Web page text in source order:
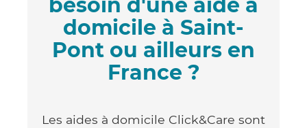
besoin d'une aide à
domicile à Saint-
Pont ou ailleurs en
France ?
Les aides à domicile Click&Care sont